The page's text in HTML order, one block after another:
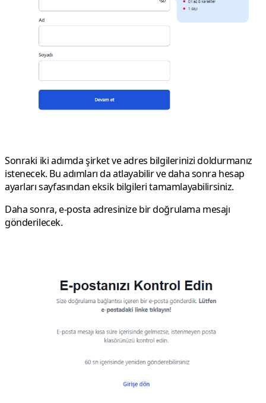
Sonraki iki adımda şirket ve adres bilgilerinizi doldurmanız
istenecek. Bu adımları da atlayabilir ve daha sonra hesap
ayarları sayfasından eksik bilgileri tamamlayabilirsiniz.
Daha sonra, e-posta adresinize bir doğrulama mesajı
gönderilecek.